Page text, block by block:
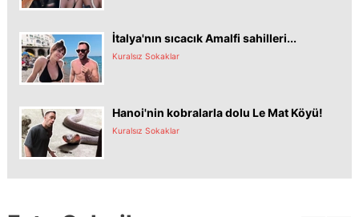
İtalya'nın sıcacık Amalfi sahilleri...
Kuralsız Sokaklar
Hanoi'nin kobralarla dolu Le Mat Köyü!
Kuralsız Sokaklar